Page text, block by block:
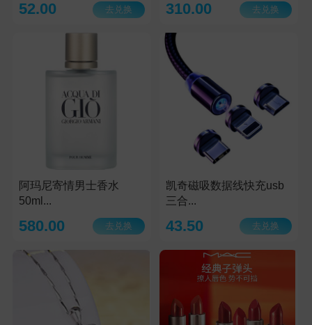
52.00 去兑换 310.00 去兑换
阿玛尼寄情男士香水
50ml...
580.00 去兑换
凯奇磁吸数据线快充usb
三合...
43.50 去兑换